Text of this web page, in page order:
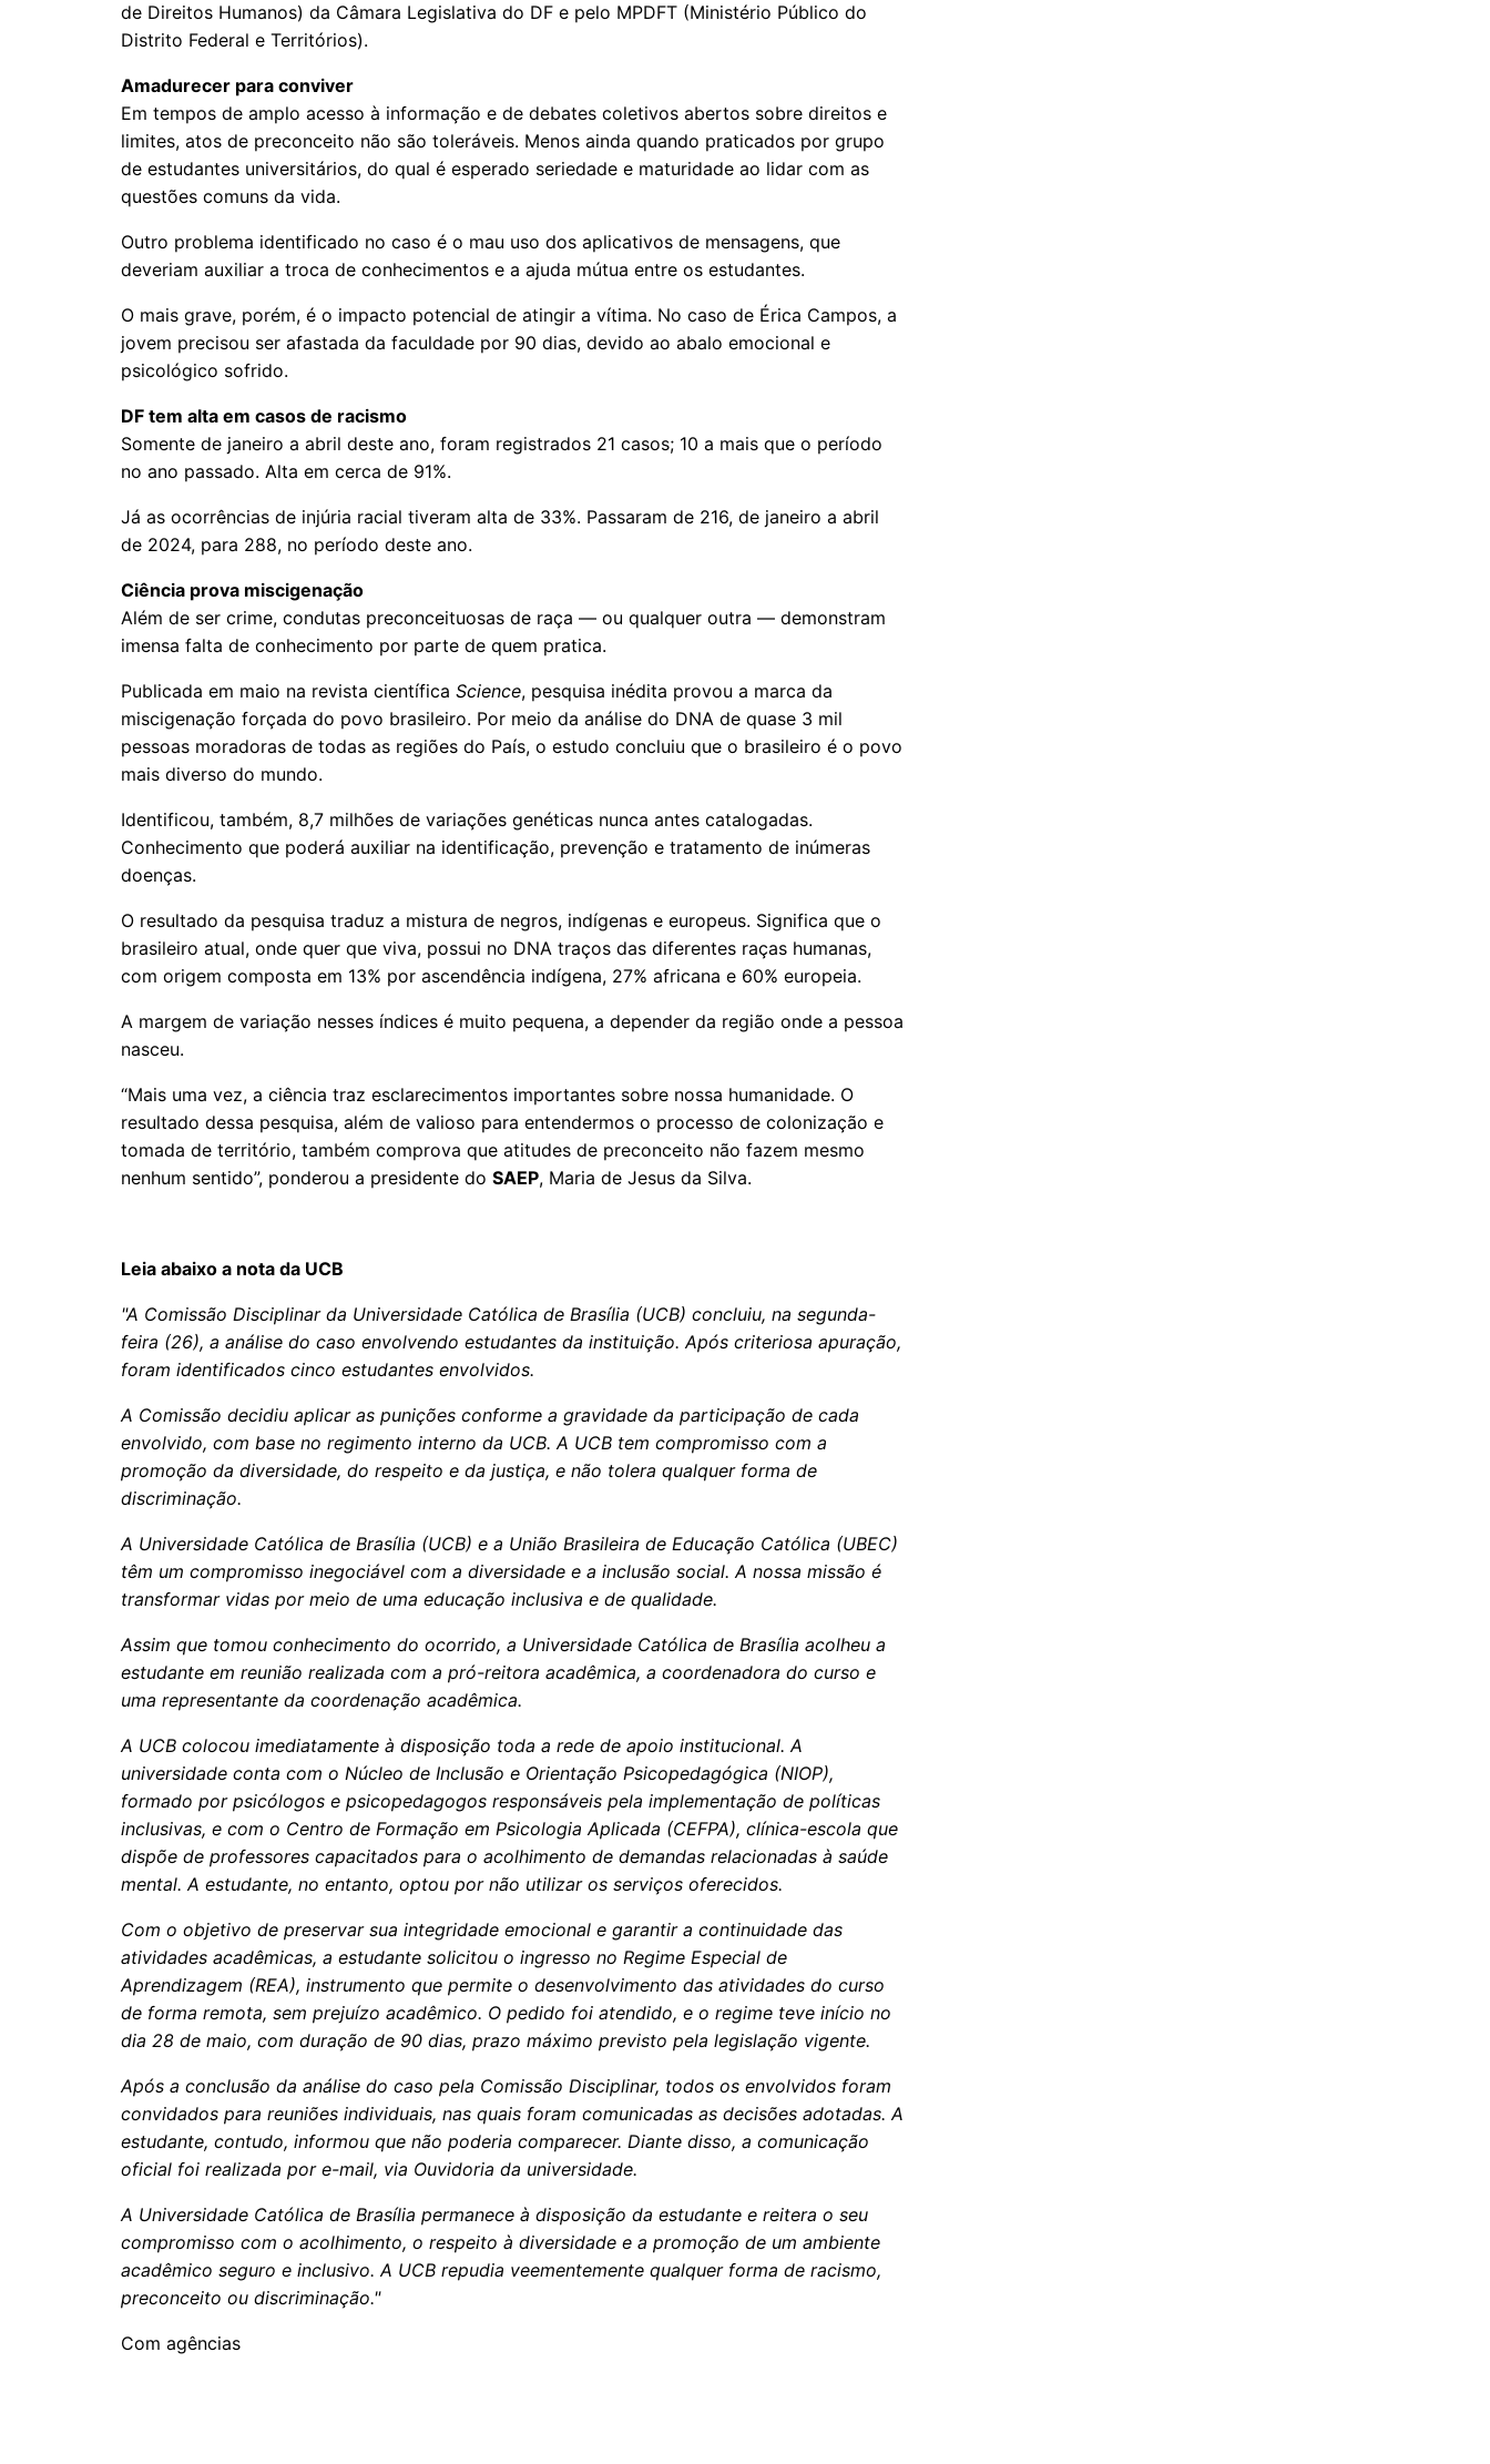
de Direitos Humanos) da Câmara Legislativa do DF e pelo MPDFT (Ministério Público do
Distrito Federal e Territórios).
Amadurecer para conviver
Em tempos de amplo acesso à informação e de debates coletivos abertos sobre direitos e
limites, atos de preconceito não são toleráveis. Menos ainda quando praticados por grupo
de estudantes universitários, do qual é esperado seriedade e maturidade ao lidar com as
questões comuns da vida.
Outro problema identificado no caso é o mau uso dos aplicativos de mensagens, que
deveriam auxiliar a troca de conhecimentos e a ajuda mútua entre os estudantes.
O mais grave, porém, é o impacto potencial de atingir a vítima. No caso de Érica Campos, a
jovem precisou ser afastada da faculdade por 90 dias, devido ao abalo emocional e
psicológico sofrido.
DF tem alta em casos de racismo
Somente de janeiro a abril deste ano, foram registrados 21 casos; 10 a mais que o período
no ano passado. Alta em cerca de 91%.
Já as ocorrências de injúria racial tiveram alta de 33%. Passaram de 216, de janeiro a abril
de 2024, para 288, no período deste ano.
Ciência prova miscigenação
Além de ser crime, condutas preconceituosas de raça — ou qualquer outra — demonstram
imensa falta de conhecimento por parte de quem pratica.
Publicada em maio na revista científicaScience, pesquisa inédita provou a marca da
miscigenação forçada do povo brasileiro. Por meio da análise do DNA de quase 3 mil
pessoas moradoras de todas as regiões do País, o estudo concluiu que o brasileiro é o povo
mais diverso do mundo.
Identificou, também, 8,7 milhões de variações genéticas nunca antes catalogadas.
Conhecimento que poderá auxiliar na identificação, prevenção e tratamento de inúmeras
doenças.
O resultado da pesquisa traduz a mistura de negros, indígenas e europeus. Significa que o
brasileiro atual, onde quer que viva, possui no DNA traços das diferentes raças humanas,
com origem composta em 13% por ascendência indígena, 27% africana e 60% europeia.
A margem de variação nesses índices é muito pequena, a depender da região onde a pessoa
nasceu.
“Mais uma vez, a ciência traz esclarecimentos importantes sobre nossa humanidade. O
resultado dessa pesquisa, além de valioso para entendermos o processo de colonização e
tomada de território, também comprova que atitudes de preconceito não fazem mesmo
nenhum sentido”, ponderou a presidente doSAEP, Maria de Jesus da Silva.
Leia abaixo a nota da UCB
"A Comissão Disciplinar da Universidade Católica de Brasília (UCB) concluiu, na segunda-
feira (26), a análise do caso envolvendo estudantes da instituição. Após criteriosa apuração,
foram identificados cinco estudantes envolvidos.
A Comissão decidiu aplicar as punições conforme a gravidade da participação de cada
envolvido, com base no regimento interno da UCB. A UCB tem compromisso com a
promoção da diversidade, do respeito e da justiça, e não tolera qualquer forma de
discriminação.
A Universidade Católica de Brasília (UCB) e a União Brasileira de Educação Católica (UBEC)
têm um compromisso inegociável com a diversidade e a inclusão social. A nossa missão é
transformar vidas por meio de uma educação inclusiva e de qualidade.
Assim que tomou conhecimento do ocorrido, a Universidade Católica de Brasília acolheu a
estudante em reunião realizada com a pró-reitora acadêmica, a coordenadora do curso e
uma representante da coordenação acadêmica.
A UCB colocou imediatamente à disposição toda a rede de apoio institucional. A
universidade conta com o Núcleo de Inclusão e Orientação Psicopedagógica (NIOP),
formado por psicólogos e psicopedagogos responsáveis pela implementação de políticas
inclusivas, e com o Centro de Formação em Psicologia Aplicada (CEFPA), clínica-escola que
dispõe de professores capacitados para o acolhimento de demandas relacionadas à saúde
mental. A estudante, no entanto, optou por não utilizar os serviços oferecidos.
Com o objetivo de preservar sua integridade emocional e garantir a continuidade das
atividades acadêmicas, a estudante solicitou o ingresso no Regime Especial de
Aprendizagem (REA), instrumento que permite o desenvolvimento das atividades do curso
de forma remota, sem prejuízo acadêmico. O pedido foi atendido, e o regime teve início no
dia 28 de maio, com duração de 90 dias, prazo máximo previsto pela legislação vigente.
Após a conclusão da análise do caso pela Comissão Disciplinar, todos os envolvidos foram
convidados para reuniões individuais, nas quais foram comunicadas as decisões adotadas. A
estudante, contudo, informou que não poderia comparecer. Diante disso, a comunicação
oficial foi realizada por e-mail, via Ouvidoria da universidade.
A Universidade Católica de Brasília permanece à disposição da estudante e reitera o seu
compromisso com o acolhimento, o respeito à diversidade e a promoção de um ambiente
acadêmico seguro e inclusivo. A UCB repudia veementemente qualquer forma de racismo,
preconceito ou discriminação."
Com agências